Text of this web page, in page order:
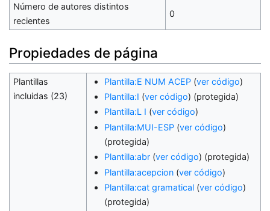
Número de autores distintos
recientes
0
Propiedades de página
Plantillas
incluidas (23)
Plantilla:E NUM ACEP(ver código)
Plantilla:I (ver código) (protegida)
Plantilla:L I (ver código)
Plantilla:MUI-ESP(ver código)
(protegida)
Plantilla:abr(ver código) (protegida)
Plantilla:acepcion(ver código)
Plantilla:cat gramatical(ver código)
(protegida)